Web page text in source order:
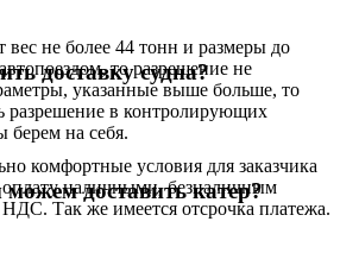
вес не более 44 тонн и размеры до
то разрешение не
указанные выше больше, то
разрешение в контролирующих
берем на себя.
доставку судна?
комфортные условия для заказчика
наличными, безналичным
Так же имеется отсрочка платежа.
доставить катер?